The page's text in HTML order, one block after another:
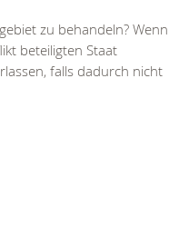
zu behandeln? Wenn
beteiligten Staat
falls dadurch nicht